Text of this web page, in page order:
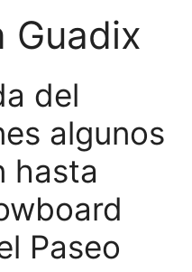
Guadix
del
algunos
hasta
Paseo